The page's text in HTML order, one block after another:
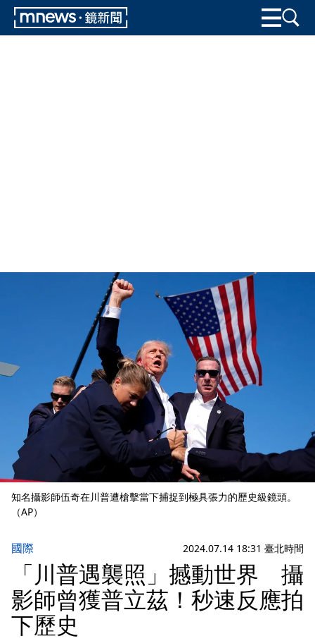
知名攝影師伍奇在川普遭槍擊當下捕捉到極具張力的歷史級鏡頭。
（AP）
國際 2024.07.14 18:31 臺北時間
「川普遇襲照」撼動世界 攝
影師曾獲普立茲！秒速反應拍
下歷史